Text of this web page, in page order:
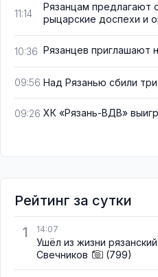
11:14
Рязанцам предлагают
рыцарские доспехи и
10:36 Рязанцев приглашают
09:56 Над Рязанью сбили
09:26 ХК «Рязань-ВДВ»
Рейтинг за сутки
1
14:07
Ушёл из жизни
Свечников
(799)